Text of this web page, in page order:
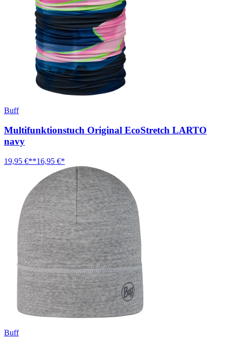
Buff
Multifunktionstuch Original EcoStretch LARTO
navy
19,95 €**16,95 €*
Buff